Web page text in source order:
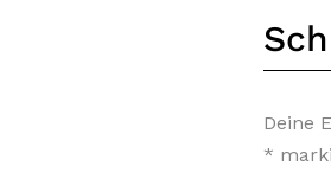
Deine
*